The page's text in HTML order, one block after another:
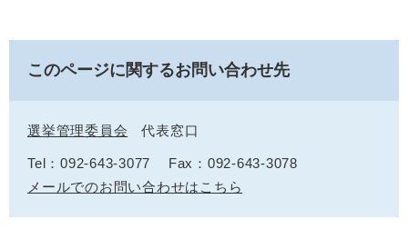
このページに関するお問い合わせ先
選挙管理委員会 代表窓口
Tel：092-643-3077
Fax：092-643-3078
メールでのお問い合わせはこちら